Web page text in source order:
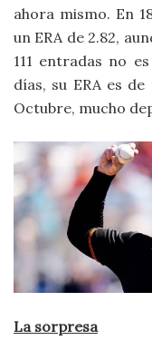
ahora mismo. En
un ERA de 2.82,
111 entradas no
días, su ERA es
Octubre, mucho
La sorpresa